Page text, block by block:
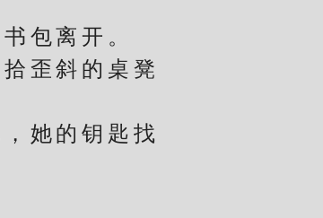
包离开。
歪斜的桌凳
她的钥匙找